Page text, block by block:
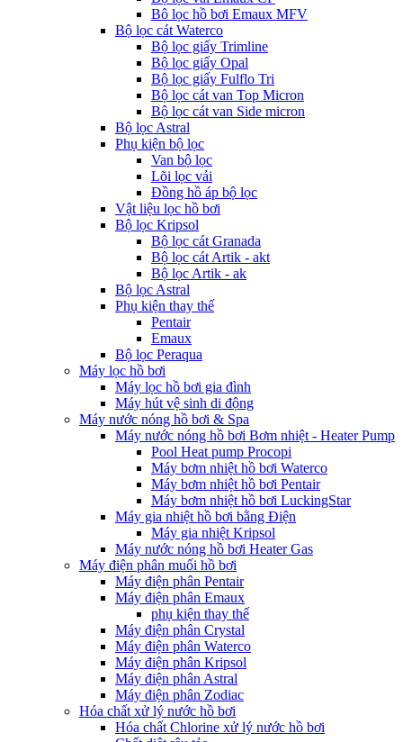
Bô lọc hồ bơi Emaux MFV
Bộ lọc cát Waterco
Bộ lọc giấy Trimline
Bộ lọc giấy Opal
Bộ lọc giấy Fulflo Tri
Bộ lọc cát van Top Micron
Bộ lọc cát van Side micron
Bộ lọc Astral
Phụ kiện bộ lọc
Van bộ lọc
Lõi lọc vải
Đồng hồ áp bộ lọc
Vật liệu lọc hồ bơi
Bộ lọc Kripsol
Bộ lọc cát Granada
Bộ lọc cát Artik - akt
Bộ lọc Artik - ak
Bộ lọc Astral
Phụ kiện thay thế
Pentair
Emaux
Bộ lọc Peraqua
Máy lọc hồ bơi
Máy lọc hồ bơi gia đình
Máy hút vệ sinh di động
Máy nước nóng hồ bơi & Spa
Máy nước nóng hồ bơi Bơm nhiệt - Heater Pump
Pool Heat pump Procopi
Máy bơm nhiệt hồ bơi Waterco
Máy bơm nhiệt hồ bơi Pentair
Máy bơm nhiệt hồ bơi LuckingStar
Máy gia nhiệt hồ bơi bằng Điện
Máy gia nhiệt Kripsol
Máy nước nóng hồ bơi Heater Gas
Máy điện phân muối hồ bơi
Máy điện phân Pentair
Máy điện phân Emaux
phụ kiện thay thế
Máy điện phân Crystal
Máy điện phân Waterco
Máy điện phân Kripsol
Máy điện phân Astral
Máy điện phân Zodiac
Hóa chất xử lý nước hồ bơi
Hóa chất Chlorine xử lý nước hồ bơi